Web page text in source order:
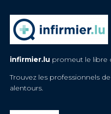
infirmier.lu promeut le libre
Trouvez les professionnels
alentours.